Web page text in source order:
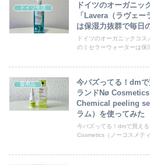
ドイツ生活
ドイツのオーガニッ
「Lavera（ラヴェ
は保湿力抜群で毎日
ドイツのオーガニックコス
のミセラーウォーターは保
愛用品
今バズってる！dm
ランドNø
Chemical peeling
ラム）を使ってみた
今バズってる！dmで買え
Cosmetics（ノーコスメテ